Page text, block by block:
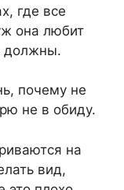
где все
она любит
должны.
почему не
не в обиду.
на
вид,